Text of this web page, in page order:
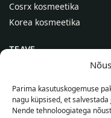
Parima kasutuskogemuse
nagu küpsised, et
Nende tehnoloogiatega
Cosrx kosmeetika
Korea kosmeetika
TEAVE
Kontaktid
Abi